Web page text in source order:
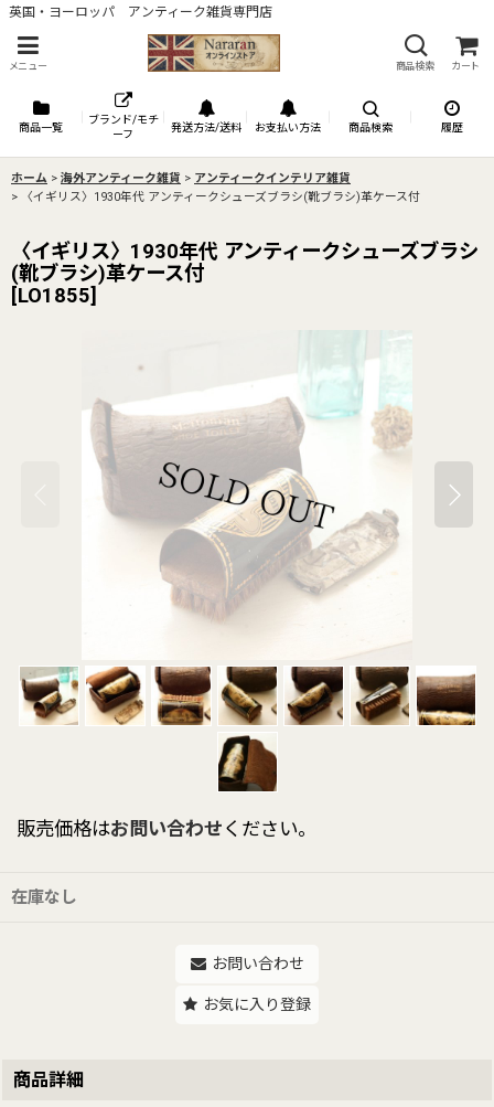
英国・ヨーロッパ アンティーク雑貨専門店
メニュー 商品検索 カート
商品一覧
ブランド/モチ
ーフ
発送方法/送料 お支払い方法 商品検索 履歴
ホーム > 海外アンティーク雑貨 > アンティークインテリア雑貨
>
〈イギリス〉1930年代 アンティークシューズブラシ(靴ブラシ)革ケース付
〈イギリス〉1930年代 アンティークシューズブラシ
(靴ブラシ)革ケース付
[LO1855]
販売価格はお問い合わせ ください。
在庫なし
お問い合わせ
お気に入り登録
商品詳細